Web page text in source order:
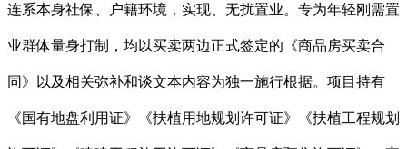
连系本身社保、户籍环境，实现、无扰置业。专为年轻刚需置
业群体量身打制，均以买卖两边正式签定的《商品房买卖合
同》以及相关弥补和谈文本内容为独一施行根据。项目持有
《国有地盘利用证》《扶植用地规划许可证》《扶植工程规划